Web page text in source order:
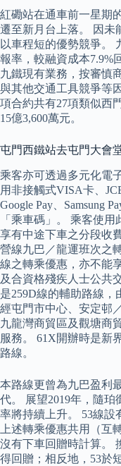
紅磡站在通車前一星期
遷至新月台上落。 因未
以車程短的優勢競爭。
報率，較融資成本7.9%
九鐵現有業務，按審慎
與其他交通工具競爭等
項合約共有27項類似西
15億3,600萬元。
屯門西鐵站去屯門大會
乘客亦可透過多元化電
用非接觸式VISA卡、
Google Pay、Samsung
「乘車碼」。 乘客使
享有中途下車之分段收
營線九巴／龍運班次之
線之轉乘優惠，亦不能
及合資格殘疾人士公共
是259D線的輔助路線
經屯門市中心、安定邨
九龍灣商貿區及觀塘商
服務。 61X開辦時是新
路線。
本路線更曾為九巴盈利
代。 展望2019年，隨珀
率將持續上升。 53線設
上述轉乘優惠共用（互
沒有下車回贈時計算。
得回贈；相反地，53於